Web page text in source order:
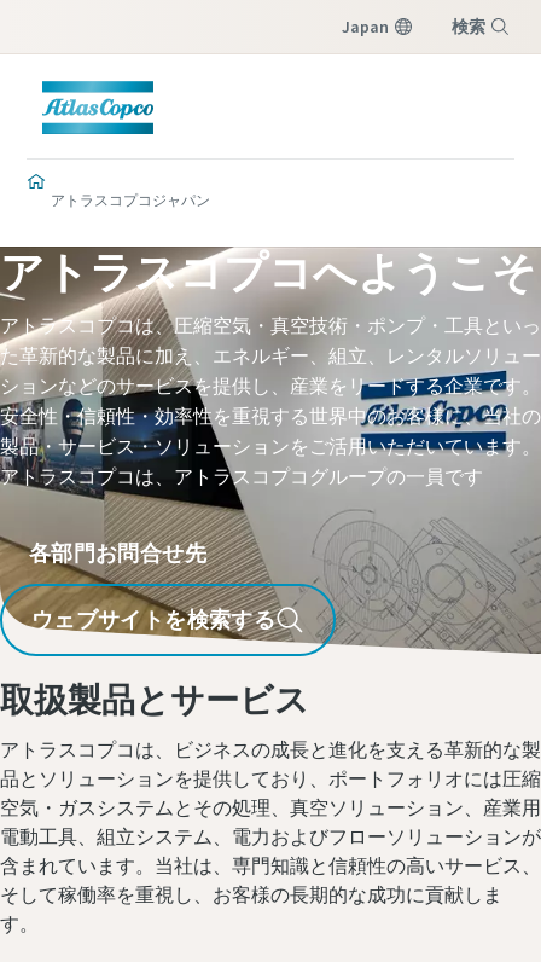
Japan 検索
アトラスコプコジャパン
アトラスコプコへようこそ
アトラスコプコは、圧縮空気・真空技術・ポンプ・工具といっ
た革新的な製品に加え、エネルギー、組立、レンタルソリュー
ションなどのサービスを提供し、産業をリードする企業です。
安全性・信頼性・効率性を重視する世界中のお客様に、当社の
製品・サービス・ソリューションをご活用いただいています。
アトラスコプコは、アトラスコプコグループの一員です
各部門お問合せ先
ウェブサイトを検索する
取扱製品とサービス
アトラスコプコは、ビジネスの成長と進化を支える革新的な製
品とソリューションを提供しており、ポートフォリオには圧縮
空気・ガスシステムとその処理、真空ソリューション、産業用
電動工具、組立システム、電力およびフローソリューションが
含まれています。当社は、専門知識と信頼性の高いサービス、
そして稼働率を重視し、お客様の長期的な成功に貢献しま
す。